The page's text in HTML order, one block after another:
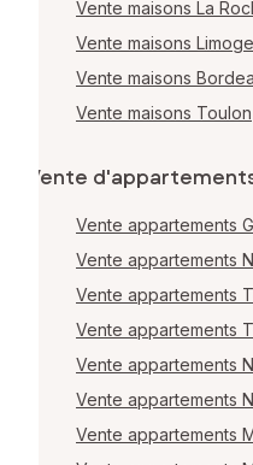
Vente maisons La
Vente maisons
Vente maisons
Vente maisons Toulon
Vente
Vente appartements
Vente appartements
Vente appartements
Vente appartements
Vente appartements
Vente appartements
Vente appartements